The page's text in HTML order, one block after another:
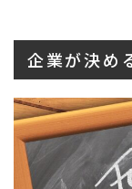
企業が決め